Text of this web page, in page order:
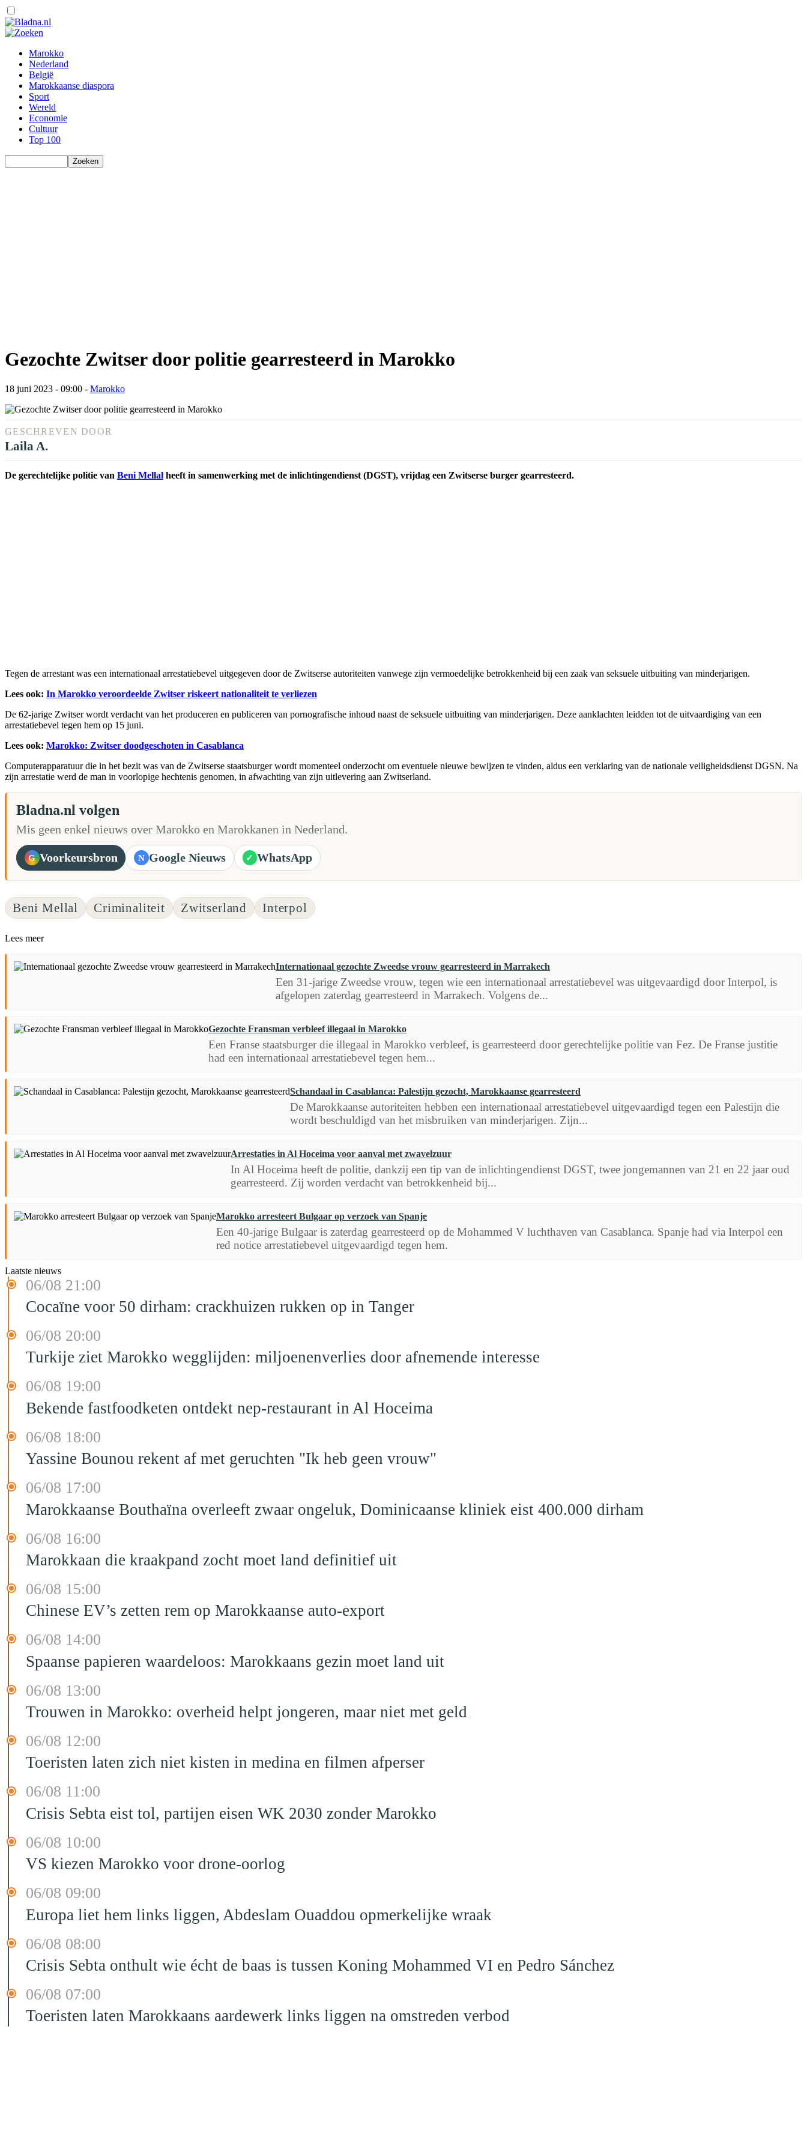
Marokko
Nederland
België
Marokkaanse diaspora
Sport
Wereld
Economie
Cultuur
Top 100
Gezochte Zwitser door politie gearresteerd in Marokko
18 juni 2023 - 09:00 - Marokko
GESCHREVEN DOOR
Laila A.
De gerechtelijke politie van Beni Mellal heeft in samenwerking met de inlichtingendienst (DGST), vrijdag een Zwitserse burger gearresteerd.
Tegen de arrestant was een internationaal arrestatiebevel uitgegeven door de Zwitserse autoriteiten vanwege zijn vermoedelijke betrokkenheid bij een zaak van seksuele uitbuiting van minderjarigen.
Lees ook: In Marokko veroordeelde Zwitser riskeert nationaliteit te verliezen
De 62-jarige Zwitser wordt verdacht van het produceren en publiceren van pornografische inhoud naast de seksuele uitbuiting van minderjarigen. Deze aanklachten leidden tot de uitvaardiging van een
arrestatiebevel tegen hem op 15 juni.
Lees ook: Marokko: Zwitser doodgeschoten in Casablanca
Computerapparatuur die in het bezit was van de Zwitserse staatsburger wordt momenteel onderzocht om eventuele nieuwe bewijzen te vinden, aldus een verklaring van de nationale veiligheidsdienst DGSN. Na
zijn arrestatie werd de man in voorlopige hechtenis genomen, in afwachting van zijn uitlevering aan Zwitserland.
Bladna.nl volgen
Mis geen enkel nieuws over Marokko en Marokkanen in Nederland.
G Voorkeursbron N Google Nieuws ✓ WhatsApp
Beni Mellal Criminaliteit Zwitserland Interpol
Lees meer
Internationaal gezochte Zweedse vrouw gearresteerd in Marrakech
Een 31-jarige Zweedse vrouw, tegen wie een internationaal arrestatiebevel was uitgevaardigd door Interpol, is
afgelopen zaterdag gearresteerd in Marrakech. Volgens de...
Gezochte Fransman verbleef illegaal in Marokko
Een Franse staatsburger die illegaal in Marokko verbleef, is gearresteerd door gerechtelijke politie van Fez. De Franse justitie
had een internationaal arrestatiebevel tegen hem...
Schandaal in Casablanca: Palestijn gezocht, Marokkaanse gearresteerd
De Marokkaanse autoriteiten hebben een internationaal arrestatiebevel uitgevaardigd tegen een Palestijn die
wordt beschuldigd van het misbruiken van minderjarigen. Zijn...
Arrestaties in Al Hoceima voor aanval met zwavelzuur
In Al Hoceima heeft de politie, dankzij een tip van de inlichtingendienst DGST, twee jongemannen van 21 en 22 jaar oud
gearresteerd. Zij worden verdacht van betrokkenheid bij...
Marokko arresteert Bulgaar op verzoek van Spanje
Een 40-jarige Bulgaar is zaterdag gearresteerd op de Mohammed V luchthaven van Casablanca. Spanje had via Interpol een
red notice arrestatiebevel uitgevaardigd tegen hem.
Laatste nieuws
06/08 21:00
Cocaïne voor 50 dirham: crackhuizen rukken op in Tanger
06/08 20:00
Turkije ziet Marokko wegglijden: miljoenenverlies door afnemende interesse
06/08 19:00
Bekende fastfoodketen ontdekt nep-restaurant in Al Hoceima
06/08 18:00
Yassine Bounou rekent af met geruchten "Ik heb geen vrouw"
06/08 17:00
Marokkaanse Bouthaïna overleeft zwaar ongeluk, Dominicaanse kliniek eist 400.000 dirham
06/08 16:00
Marokkaan die kraakpand zocht moet land definitief uit
06/08 15:00
Chinese EV’s zetten rem op Marokkaanse auto-export
06/08 14:00
Spaanse papieren waardeloos: Marokkaans gezin moet land uit
06/08 13:00
Trouwen in Marokko: overheid helpt jongeren, maar niet met geld
06/08 12:00
Toeristen laten zich niet kisten in medina en filmen afperser
06/08 11:00
Crisis Sebta eist tol, partijen eisen WK 2030 zonder Marokko
06/08 10:00
VS kiezen Marokko voor drone-oorlog
06/08 09:00
Europa liet hem links liggen, Abdeslam Ouaddou opmerkelijke wraak
06/08 08:00
Crisis Sebta onthult wie écht de baas is tussen Koning Mohammed VI en Pedro Sánchez
06/08 07:00
Toeristen laten Marokkaans aardewerk links liggen na omstreden verbod